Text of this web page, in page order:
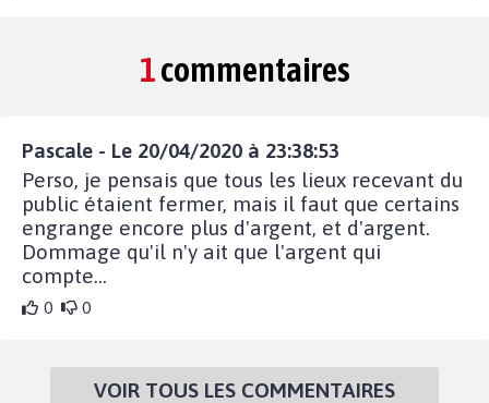
1commentaires
Pascale - Le 20/04/2020 à 23:38:53
Perso, je pensais que tous les lieux recevant du
public étaient fermer, mais il faut que certains
engrange encore plus d'argent, et d'argent.
Dommage qu'il n'y ait que l'argent qui
compte...
0 0
VOIR TOUS LES COMMENTAIRES